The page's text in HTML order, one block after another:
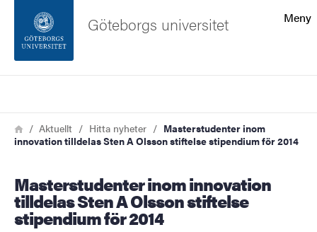
Sidfoten
Om webbplatsen
Meny
Göteborgs universitet
Länkstig
HemAktuellt Hitta nyheter
Masterstudenter inom
innovation tilldelas Sten A Olsson stiftelse stipendium för 2014
Masterstudenter inom innovation
tilldelas Sten A Olsson stiftelse
stipendium för 2014